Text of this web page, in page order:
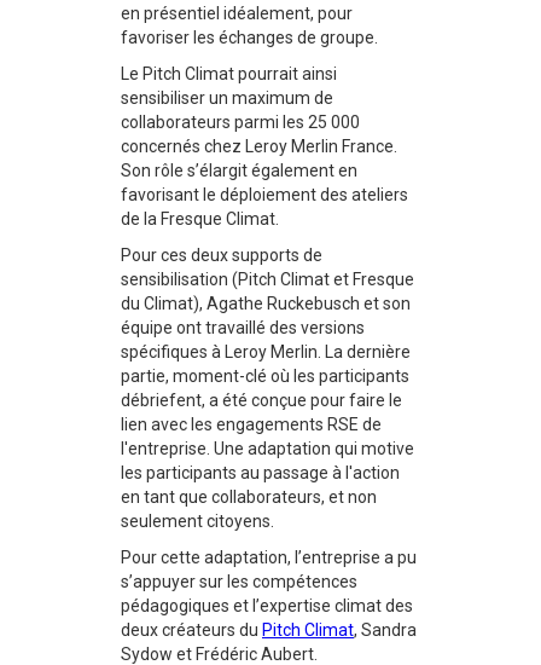
en présentiel idéalement, pour
favoriser les échanges de groupe.
Le Pitch Climat pourrait ainsi
sensibiliser un maximum de
collaborateurs parmi les 25 000
concernés chez Leroy Merlin France.
Son rôle s’élargit également en
favorisant le déploiement des ateliers
de la Fresque Climat.
Pour ces deux supports de
sensibilisation (Pitch Climat et Fresque
du Climat), Agathe Ruckebusch et son
équipe ont travaillé des versions
spécifiques à Leroy Merlin. La dernière
partie, moment-clé où les participants
débriefent, a été conçue pour faire le
lien avec les engagements RSE de
l'entreprise. Une adaptation qui motive
les participants au passage à l'action
en tant que collaborateurs, et non
seulement citoyens.
Pour cette adaptation, l’entreprise a pu
s’appuyer sur les compétences
pédagogiques et l’expertise climat des
deux créateurs du Pitch Climat, Sandra
Sydow et Frédéric Aubert.